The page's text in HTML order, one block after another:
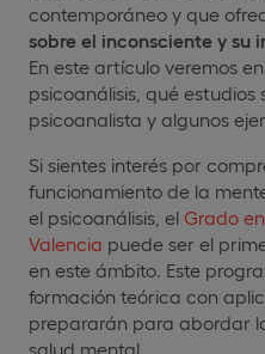
contemporáneo y que
sobre el inconsciente y su
En este artículo veremos
psicoanálisis, qué estudios
psicoanalista y algunos
Si sientes interés por
funcionamiento de la
el psicoanálisis, el Grado
Valencia puede ser el
en este ámbito. Este
formación teórica con
prepararán para abordar
salud mental.